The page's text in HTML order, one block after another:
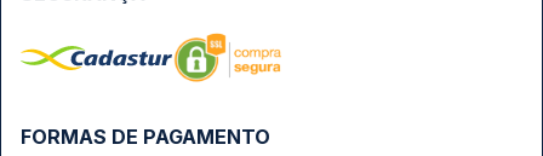
FORMAS DE PAGAMENTO